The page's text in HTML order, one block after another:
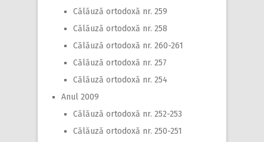
Călăuză ortodoxă nr. 259
Călăuză ortodoxă nr. 258
Călăuză ortodoxă nr. 260-261
Călăuză ortodoxă nr. 257
Călăuză ortodoxă nr. 254
Anul 2009
Călăuză ortodoxă nr. 252-253
Călăuză ortodoxă nr. 250-251